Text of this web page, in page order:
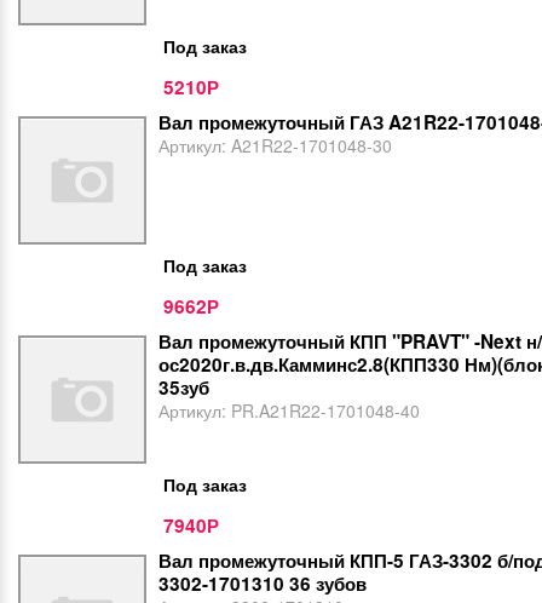
Под заказ
5210Р
Вал промежуточный ГАЗ A21R22-
Артикул: A21R22-1701048-30
Под заказ
9662Р
Вал промежуточный КПП "PRAVT" -Next н/
ос2020г.в.дв.Камминс2.8(КПП330
35зуб
Артикул: PR.A21R22-1701048-40
Под заказ
7940Р
Вал промежуточный КПП-5 ГАЗ-3302 б/
3302-1701310 36 зубов